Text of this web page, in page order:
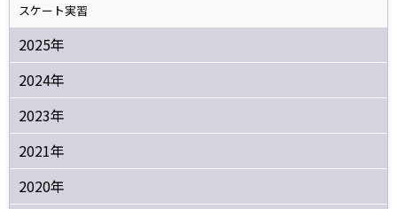
スケート実習
2025年
2024年
2023年
2021年
2020年